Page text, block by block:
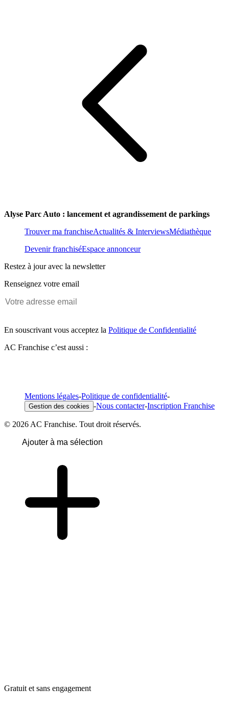
Alyse Parc Auto : lancement et agrandissement de parkings
Trouver ma franchiseActualités & InterviewsMédiathèque
Devenir franchiséEspace annonceur
Restez à jour avec la newsletter
Renseignez votre email
En souscrivant vous acceptez la Politique de Confidentialité
AC Franchise c’est aussi :
Mentions légales-Politique de confidentialité-
Gestion des cookies -Nous contacter-Inscription Franchise
© 2026 AC Franchise. Tout droit réservés.
Ajouter à ma sélection
Gratuit et sans engagement